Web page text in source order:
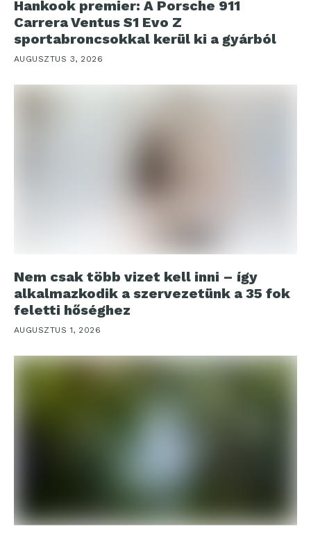
Hankook premier: A Porsche 911
Carrera Ventus S1 Evo Z
sportabroncsokkal kerül ki a gyárból
AUGUSZTUS 3, 2026
Nem csak több vizet kell inni – így
alkalmazkodik a szervezetünk a 35 fok
feletti hőséghez
AUGUSZTUS 1, 2026